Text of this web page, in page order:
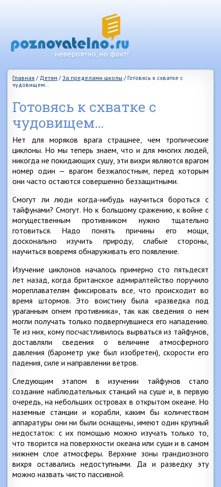
Главная / Детям / За пределами школы / Готовясь к схватке с
чудовищем…
Готовясь к схватке с
чудовищем…
Нет для моряков врага страшнее, чем тропические
циклоны. Но мы теперь знаем, что и для многих людей,
никогда не покидающих сушу, эти вихри являются врагом
номер один — врагом безжалостным, перед которым
они часто остаются совершенно беззащитными.
Смогут ли люди когда-нибудь научиться бороться с
тайфунами? Смогут. Но к большому сражению, к войне с
могущественным противником нужно тщательно
готовиться. Надо понять причины его мощи,
досконально изучить природу, слабые стороны,
научиться вовремя обнаруживать его появление.
Изучение циклонов началось примерно сто пятьдесят
лет назад, когда британское адмиралтейство поручило
мореплавателям фиксировать все, что происходит во
время штормов. Это воистину была «разведка под
ураганным огнем противника», так как сведения о нем
могли получать только подвергнувшиеся его нападению.
Те из них, кому посчастливилось вырваться из тайфунов,
доставляли сведения о величине атмосферного
давления (барометр уже был изобретен), скорости его
падения, силе и направлении ветров.
Следующим этапом в изучении тайфунов стало
создание наблюдательных станций на суше и, в первую
очередь, на небольших островах в открытом океане. Но
наземные станции и корабли, каким бы количеством
аппаратуры они ни были оснащены, имеют один крупный
недостаток: с их помощью можно изучать только то,
что творится на поверхности океана или суши и в самом
нижнем слое атмосферы. Верхние зоны грандиозного
вихря оставались недоступными. Да и разведку эту
можно назвать чисто пассивной.